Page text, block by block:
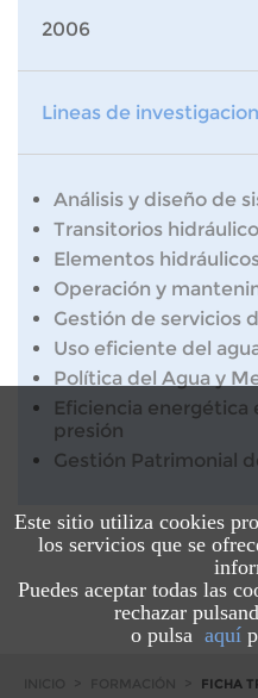
Este sitio utiliza cookies
los servicios que se
Puedes aceptar todas las
rechazar
o pulsa aquí
2006
Lineas de
Análisis y diseño de
Transitorios
Elementos
Operación y
Gestión de servicios
Uso eficiente del
Política del Agua y
Eficiencia energética
presión
Gestión Patrimonial
FICHA